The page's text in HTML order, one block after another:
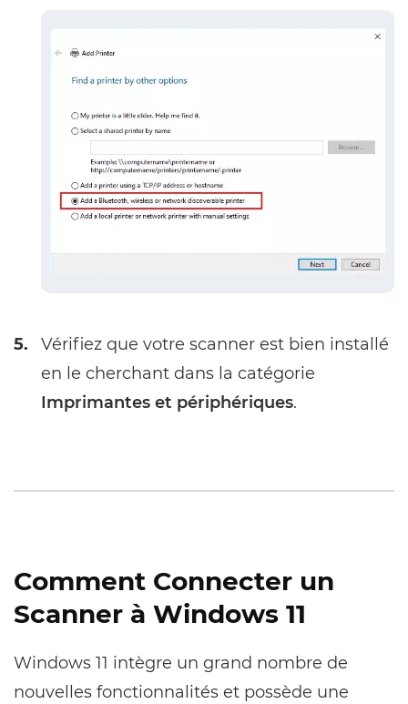
5.
Vérifiez que votre scanner est bien installé
en le cherchant dans la catégorie
Imprimantes et périphériques.
Comment Connecter un
Scanner à Windows 11
Windows 11 intègre un grand nombre de
nouvelles fonctionnalités et possède une